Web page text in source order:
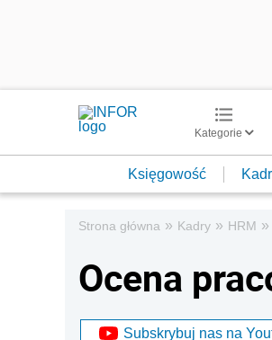
Kategorie
Księgowość
Strona główna » Kadry » HRM »
Ocena
Subskrybuj nas na